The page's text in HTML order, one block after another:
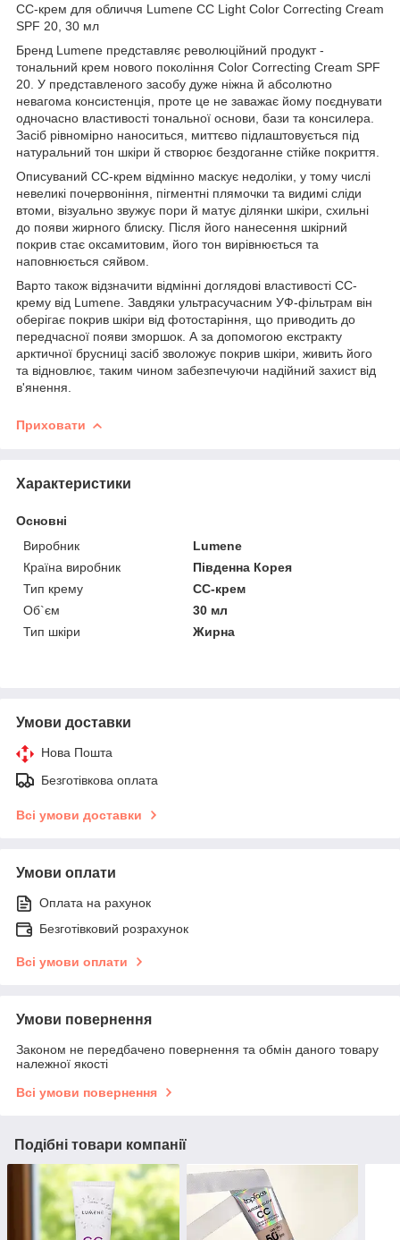
CC-крем для обличчя Lumene CC Light Color Correcting Cream
SPF 20, 30 мл
Бренд Lumene представляє революційний продукт -
тональний крем нового покоління Color Correcting Cream SPF
20. У представленого засобу дуже ніжна й абсолютно
невагома консистенція, проте це не заважає йому поєднувати
одночасно властивості тональної основи, бази та консилера.
Засіб рівномірно наноситься, миттєво підлаштовується під
натуральний тон шкіри й створює бездоганне стійке покриття.
Описуваний СС-крем відмінно маскує недоліки, у тому числі
невеликі почервоніння, пігментні плямочки та видимі сліди
втоми, візуально звужує пори й матує ділянки шкіри, схильні
до появи жирного блиску. Після його нанесення шкірний
покрив стає оксамитовим, його тон вирівнюється та
наповнюється сяйвом.
Варто також відзначити відмінні доглядові властивості СС-
крему від Lumene. Завдяки ультрасучасним УФ-фільтрам він
оберігає покрив шкіри від фотостаріння, що приводить до
передчасної появи зморшок. А за допомогою екстракту
арктичної брусниці засіб зволожує покрив шкіри, живить його
та відновлює, таким чином забезпечуючи надійний захист від
в'янення.
Приховати
Характеристики
Основні
Виробник
Lumene
Країна виробник
Південна Корея
Тип крему
CC-крем
Об`єм
30 мл
Тип шкіри
Жирна
Умови доставки
Нова Пошта
Безготівкова оплата
Всі умови доставки
Умови оплати
Оплата на рахунок
Безготівковий розрахунок
Всі умови оплати
Умови повернення
Законом не передбачено повернення та обмін даного товару
належної якості
Всі умови повернення
Подібні товари компанії